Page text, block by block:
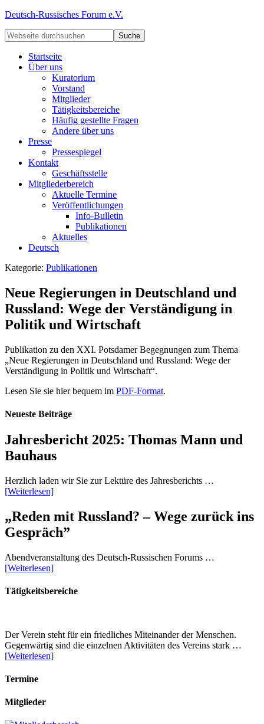
Deutsch-Russisches Forum e.V.
Startseite
Über uns
Kuratorium
Vorstand
Mitglieder
Tätigkeitsbereiche
Häufig gestellte Fragen
Andere über uns
Presse
Pressespiegel
Kontakt
Geschäftsstelle
Mitgliederbereich
Aktuelle Termine
Veröffentlichungen
Info-Bulletin
Publikationen
Aktuelles
Deutsch
Kategorie: Publikationen
Neue Regierungen in Deutschland und
Russland: Wege der Verständigung in
Politik und Wirtschaft
Publikation zu den XXI. Potsdamer Begegnungen zum Thema
„Neue Regierungen in Deutschland und Russland: Wege der
Verständigung in Politik und Wirtschaft“.
Lesen Sie sie hier bequem im PDF-Format.
Neueste Beiträge
Jahresbericht 2025: Thomas Mann und
Bauhaus
Herzlich laden wir Sie zur Lektüre des Jahresberichts …
[Weiterlesen]
„Reden mit Russland? – Wege zurück ins
Gespräch”
Abendveranstaltung des Deutsch-Russischen Forums …
[Weiterlesen]
Tätigkeitsbereiche
Der Verein steht für ein friedliches Miteinander der Menschen.
Gegenwärtig sind die einzelnen Aktivitäten des Vereins stark …
[Weiterlesen]
Termine
Mitglieder